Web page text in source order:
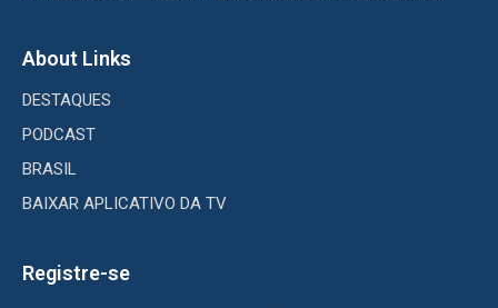
About Links
DESTAQUES
PODCAST
BRASIL
BAIXAR APLICATIVO DA TV
Registre-se